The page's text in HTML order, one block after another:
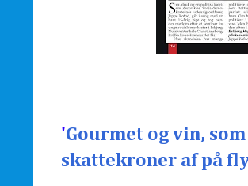
'Gourmet og vin,
skattekroner af på